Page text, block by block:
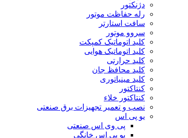
دژنکتور
رله حفاظت موتور
سافت استارتر
سروو موتور
کلید اتوماتیک کمپکت
کلید اتوماتیک هوایی
کلید حرارتی
کلید محافظ جان
کلید مینیاتوری
کنتاکتور
کنتاکتور خلاء
نصب و تعمیر تجهیزات برق صنعتی
یو پی اس
پی وی اس صنعتی
یو پی اس خانگی